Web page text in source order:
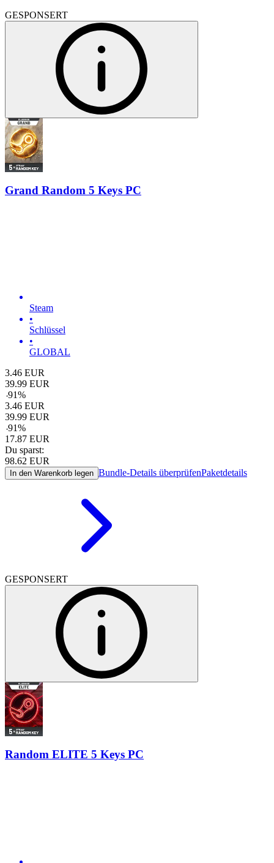
GESPONSERT
Grand Random 5 Keys PC
Steam
•
Schlüssel
•
GLOBAL
3.46 EUR
39.99 EUR
-91%
3.46 EUR
39.99 EUR
-91%
17.87 EUR
Du sparst:
98.62 EUR
In den Warenkorb legen Bundle-Details überprüfenPaketdetails
GESPONSERT
Random ELITE 5 Keys PC